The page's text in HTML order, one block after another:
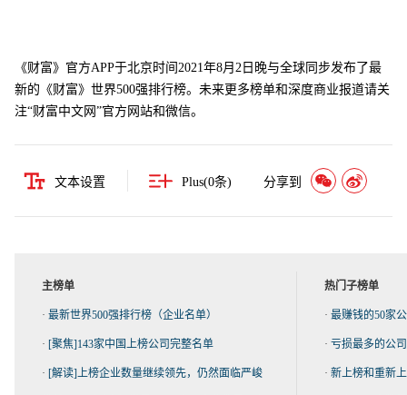
《财富》官方APP于北京时间2021年8月2日晚与全球同步发布了最
新的《财富》世界500强排行榜。未来更多榜单和深度商业报道请关
注“财富中文网”官方网站和微信。
文本设置 Plus(0条) 分享到
主榜单
· 最新世界500强排行榜（企业名单）
· [聚焦]143家中国上榜公司完整名单
· [解读]上榜企业数量继续领先，仍然面临严峻
热门子榜单
· 最赚钱的50家
· 亏损最多的公司
· 新上榜和重新